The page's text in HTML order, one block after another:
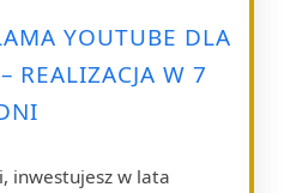
YOUTUBE DLA
REALIZACJA W 7
inwestujesz w lata